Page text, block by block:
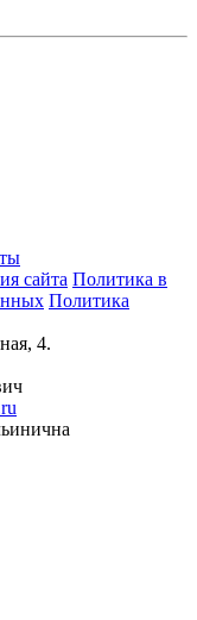
сайта Политика в
Политика
4.